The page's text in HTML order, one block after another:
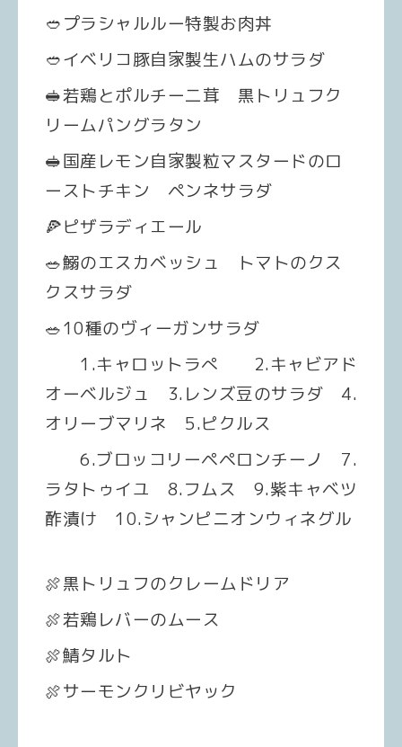
🥙プラシャルルー特製お肉丼
🥙イベリコ豚自家製生ハムのサラダ
🥪若鶏とポルチー二茸 黒トリュフク
リームパングラタン
🥪国産レモン自家製粒マスタードのロ
ーストチキン ペンネサラダ
🍕ピザラディエール
🥗鰯のエスカベッシュ トマトのクス
クスサラダ
🥗10種のヴィーガンサラダ
1.キャロットラぺ 2.キャビアド
オーベルジュ 3.レンズ豆のサラダ 4.
オリーブマリネ 5.ピクルス
6.ブロッコリーペペロンチーノ 7.
ラタトゥイユ 8.フムス 9.紫キャベツ
酢漬け 10.シャンピニオンウィネグル
🍖黒トリュフのクレームドリア
🍖若鶏レバーのムース
🍖鯖タルト
🍖サーモンクリビヤック